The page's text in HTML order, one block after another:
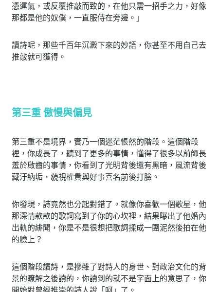
憑運氣，或反覆推敲而致的，在他只需一招手之力，好像
那都是他的奴僕，一直服侍在旁邊。」
讀詩呢，那些千百年沉澱下來的妙語，你甚至不用自己去
推敲就可獲得。
第三重 傲慢與偏見
第三重不是境界，實乃一個迷茫悵然的階段。這個階段
裡，你成長了，聽到了更多的事情，懂得了很多以前師長
羞於啟齒的事情，你看到了光明背後還有黑暗，風流背後
藏汙納垢，藐視權貴與好事喜名前後打臉。
你發現，詩竟然也分起對錯了。就像你喜歡一個歌星，他
那深情款款的歌詞寫到了你的心坎裡，結果曝出了他婚內
出軌的緋聞，你是不是很想把歌詞揉成一團泥然後拍在他
的臉上？
這個階段讀詩，是摻雜了對詩人的身世、對政治文化的背
景的瞭解之後讀的，你讀到的就不是字面上的意思了，你
開始對曾經推崇的詩人說「呵」了。